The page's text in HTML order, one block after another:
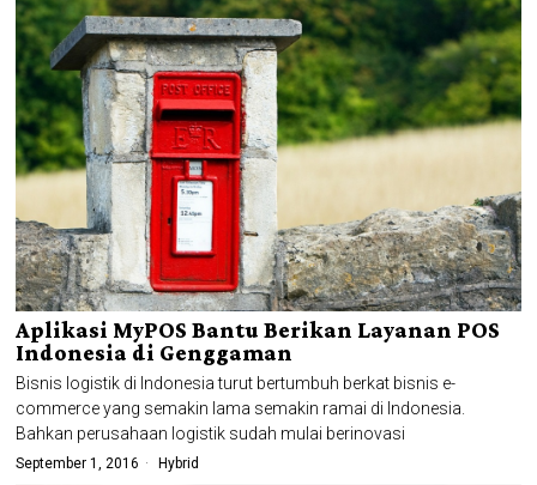
Aplikasi MyPOS Bantu Berikan Layanan POS
Indonesia di Genggaman
Bisnis logistik di Indonesia turut bertumbuh berkat bisnis e-
commerce yang semakin lama semakin ramai di Indonesia.
Bahkan perusahaan logistik sudah mulai berinovasi
September 1, 2016 Hybrid